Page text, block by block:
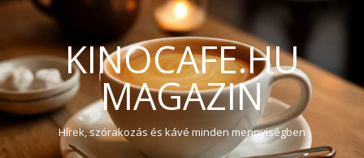
KINOCAFE.HU
MAGAZIN
Hírek, szórakozás és kávé minden mennyiségben